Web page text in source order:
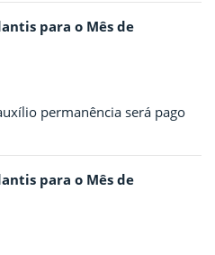
para o Mês de
permanência será pago
para o Mês de